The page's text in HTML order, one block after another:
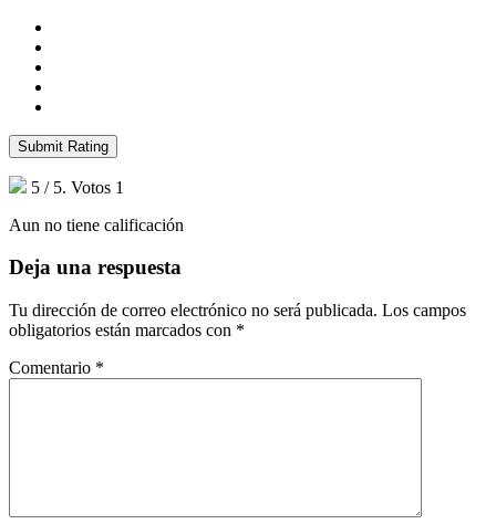
Submit Rating
5 / 5. Votos 1
Aun no tiene calificación
Deja una respuesta
Tu dirección de correo electrónico no será publicada. Los campos
obligatorios están marcados con *
Comentario *